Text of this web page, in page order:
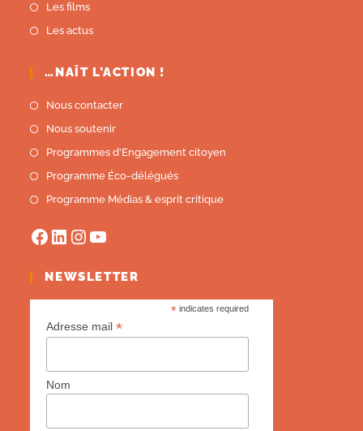
Les films
Les actus
…NAÎT L’ACTION !
Nous contacter
Nous soutenir
Programmes d'Engagement citoyen
Programme Éco-délégués
Programme Médias & esprit critique
NEWSLETTER
* indicates required
Adresse mail*
Nom